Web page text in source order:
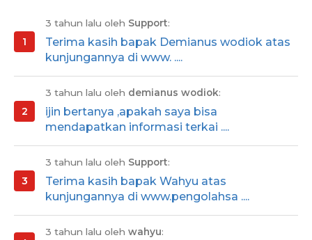
3 tahun lalu oleh Support:
Terima kasih bapak Demianus wodiok atas
kunjungannya di www. ....
3 tahun lalu oleh demianus wodiok:
ijin bertanya ,apakah saya bisa
mendapatkan informasi terkai ....
3 tahun lalu oleh Support:
Terima kasih bapak Wahyu atas
kunjungannya di www.pengolahsa ....
3 tahun lalu oleh wahyu: